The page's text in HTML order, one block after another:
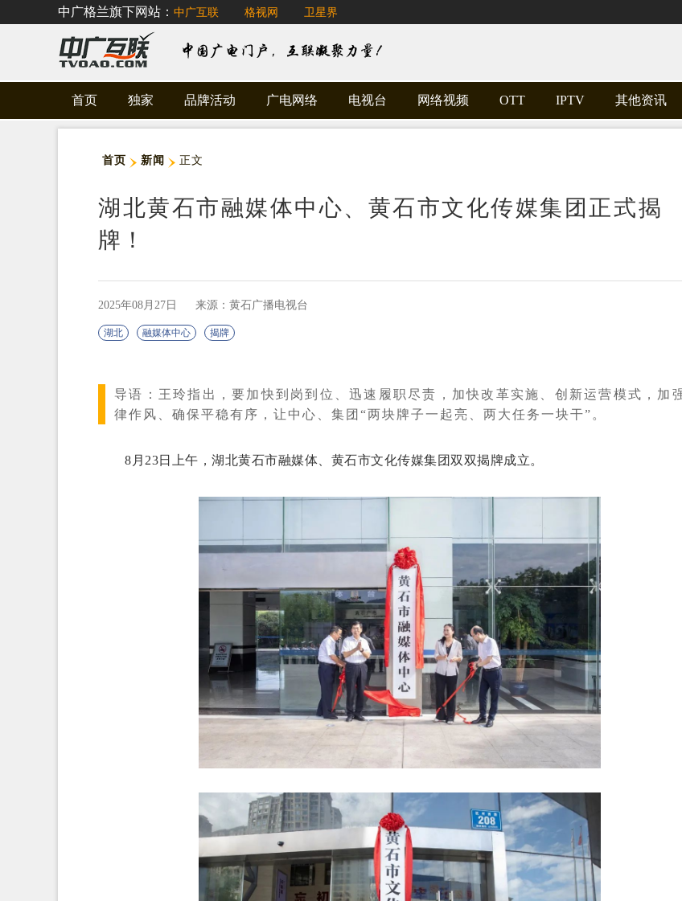
中广格兰旗下网站： 中广互联 格视网 卫星界
首页 独家 品牌活动 广电网络 电视台 网络视频 OTT IPTV 其他资讯
首页 新闻 正文
湖北黄石市融媒体中心、黄石市文化传媒集团正式揭
牌！
2025年08月27日 来源：黄石广播电视台
湖北 融媒体中心 揭牌
导语： 王玲指出，要加快到岗到位、迅速履职尽责，加快改革实施、创新运营模式，加
律作风、确保平稳有序，让中心、集团“两块牌子一起亮、两大任务一块干”。
8月23日上午，湖北黄石市融媒体、黄石市文化传媒集团双双揭牌成立。